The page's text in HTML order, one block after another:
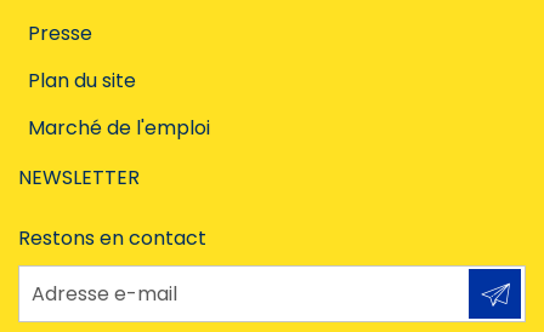
Presse
Plan du site
Marché de l'emploi
NEWSLETTER
Restons en contact
Adresse e-mail